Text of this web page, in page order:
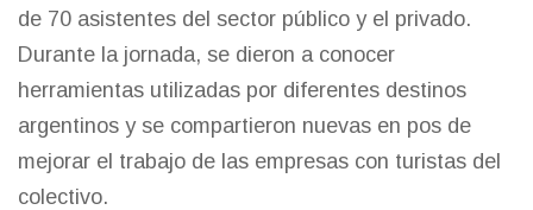
de 70 asistentes del sector público y el privado.
Durante la jornada, se dieron a conocer
herramientas utilizadas por diferentes destinos
argentinos y se compartieron nuevas en pos de
mejorar el trabajo de las empresas con turistas del
colectivo.